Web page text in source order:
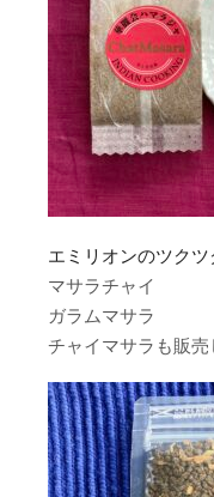
エミリオンのツク
マサラチャイ
ガラムマサラ
チャイマサラも販売